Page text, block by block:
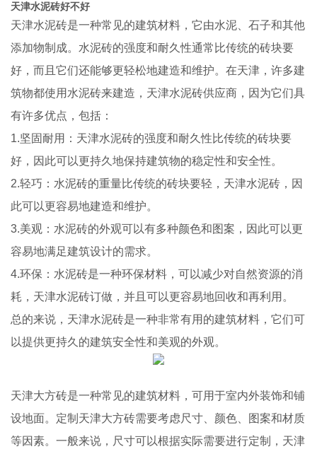
天津水泥砖好不好
天津水泥砖是一种常见的建筑材料，它由水泥、石子和其他
添加物制成。水泥砖的强度和耐久性通常比传统的砖块要
好，而且它们还能够更轻松地建造和维护。在天津，许多建
筑物都使用水泥砖来建造，天津水泥砖供应商，因为它们具
有许多优点，包括：
1.坚固耐用：天津水泥砖的强度和耐久性比传统的砖块要
好，因此可以更持久地保持建筑物的稳定性和安全性。
2.轻巧：水泥砖的重量比传统的砖块要轻，天津水泥砖，因
此可以更容易地建造和维护。
3.美观：水泥砖的外观可以有多种颜色和图案，因此可以更
容易地满足建筑设计的需求。
4.环保：水泥砖是一种环保材料，可以减少对自然资源的消
耗，天津水泥砖订做，并且可以更容易地回收和再利用。
总的来说，天津水泥砖是一种非常有用的建筑材料，它们可
以提供更持久的建筑安全性和美观的外观。
天津大方砖是一种常见的建筑材料，可用于室内外装饰和铺
设地面。定制天津大方砖需要考虑尺寸、颜色、图案和材质
等因素。一般来说，尺寸可以根据实际需要进行定制，天津